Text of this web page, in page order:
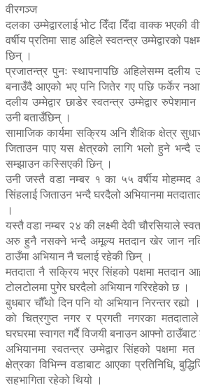
वीरगञ्ज
दलका उम्मेद्वारलाई भोट दिँदा दिँदा वाक्क भएकी
वर्षीय प्रतिमा साह अहिले स्वतन्त्र उम्मेद्वारको
छिन् ।
प्रजातन्त्र पुनः स्थापनापछि अहिलेसम्म दलीय
बनाउँदै आएको भए पनि जितेर गए पछि फर्केर
दलीय उम्मेद्वार छाडेर स्वतन्त्र उम्मेद्वार
उनी बताउँछिन् ।
सामाजिक कार्यमा सक्रिय अनि शैक्षिक क्षेत्र
जिताउन पाए यस क्षेत्रको लागि भलो हुने भन्दै
सम्झाउन कस्सिएकी छिन् ।
उनी जस्तै वडा नम्बर १ का ५५ वर्षीय मोहम्मद
सिंहलाई जिताउन भन्दै घरदैलो अभियानमा
।
यस्तै वडा नम्बर २४ की लक्ष्मी देवी चौरसियाले
अरु हुनै नसक्ने भन्दै अमूल्य मतदान खेर जान
ठाउँमा अभियान नै चलाई रहेकी छिन् ।
मतदाता नै सक्रिय भएर सिंहको पक्षमा मतदान
टोलटोलमा पुगेर घरदैलो अभियान गरिरहेको छ ।
बुधबार चौँथो दिन पनि यो अभियान निरन्तर रह्यो
को चित्रगुप्त नगर र प्रगती नगरका मतदाताले
घरघरमा स्वागत गर्दै विजयी बनाउन आफ्नो ठाउँबाट
अभियानमा स्वतन्त्र उम्मेद्वार सिंहको पक्षमा
क्षेत्रका विभिन्न वडाबाट आएका प्रतिनिधि,
सहभागिता रहेको थियो ।